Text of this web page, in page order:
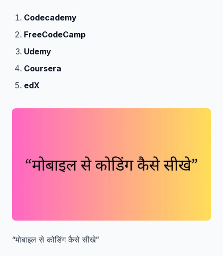
Codecademy
FreeCodeCamp
Udemy
Coursera
edX
“मोबाइल से कोडिंग कैसे सीखे”